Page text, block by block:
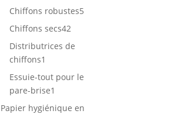
produits
Chiffons robustes5
Chiffons secs42
Distributrices de
chiffons1
produit
Essuie-tout pour le
pare-brise1
produit
Papier hygiénique en